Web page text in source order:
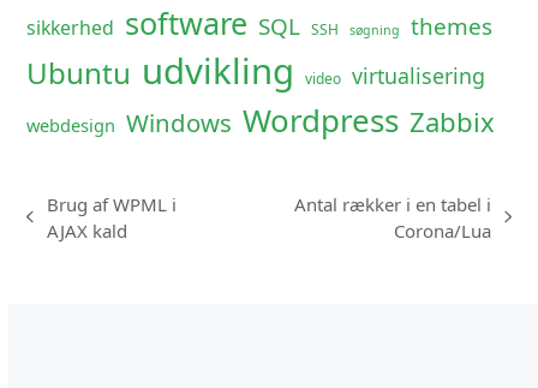
sikkerhed software SQL SSH søgning themes
Ubuntu udvikling video virtualisering
webdesign Windows Wordpress Zabbix
previous
Brug af WPML i
AJAX kald
Antal rækker i en tabel i
Corona/Lua